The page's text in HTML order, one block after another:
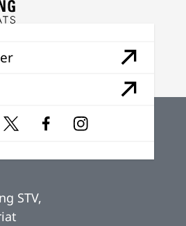
STV,